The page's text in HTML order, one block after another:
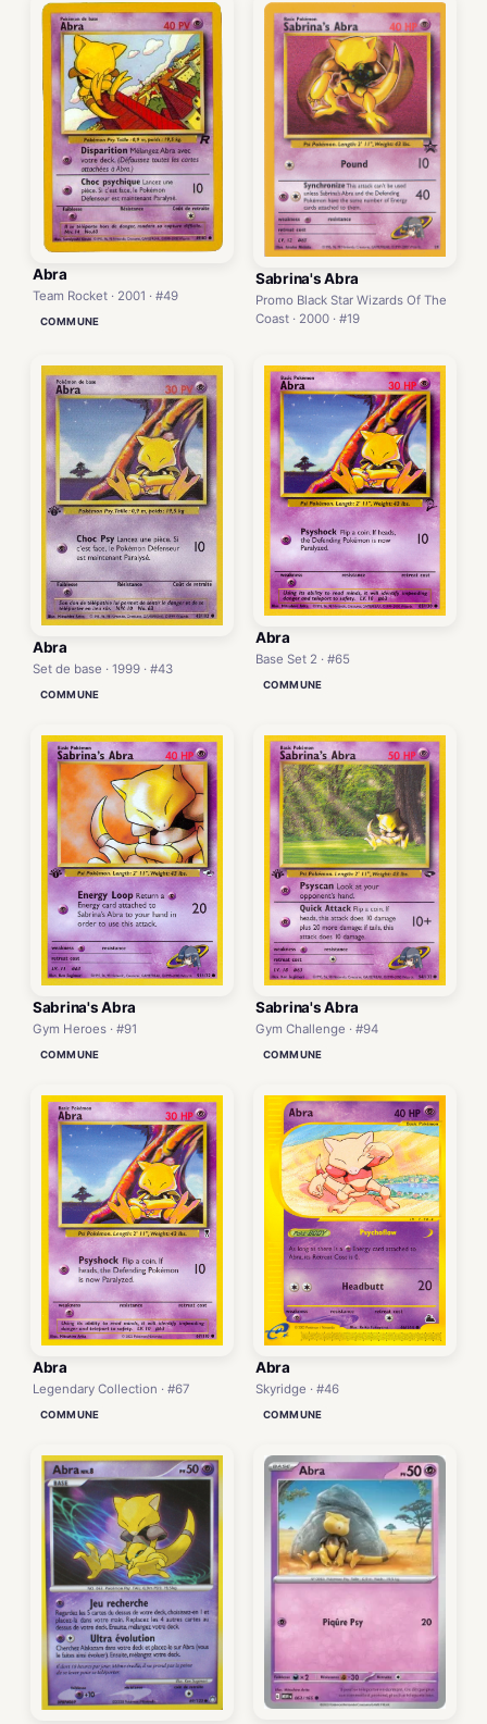
Abra
Team Rocket · 2001 · #49
COMMUNE
Sabrina's Abra
Promo Black Star Wizards Of The
Coast · 2000 · #19
Abra
Set de base · 1999 · #43
COMMUNE
Abra
Base Set 2 · #65
COMMUNE
Sabrina's Abra
Gym Heroes · #91
COMMUNE
Sabrina's Abra
Gym Challenge · #94
COMMUNE
Abra
Legendary Collection · #67
COMMUNE
Abra
Skyridge · #46
COMMUNE